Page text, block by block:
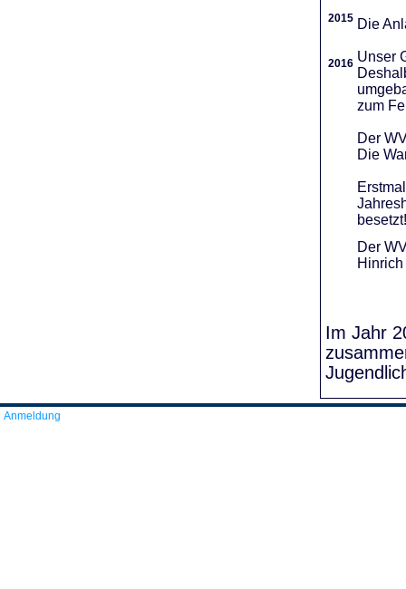
2015
2016
Die
Unser
zum
Der
Die
besetzt!
Der
Im Jahr
Anmeldung